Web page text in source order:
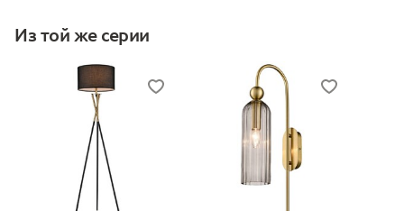
Из той же серии